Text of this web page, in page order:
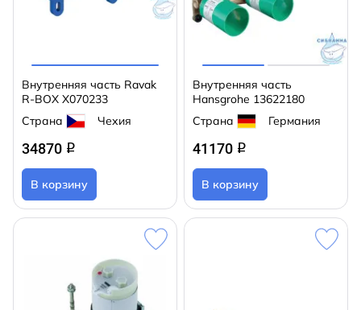
Внутренняя часть Ravak
R-BOX X070233
Страна
Чехия
34870 q
В корзину
Внутренняя часть
Hansgrohe 13622180
Страна
Германия
41170 q
В корзину